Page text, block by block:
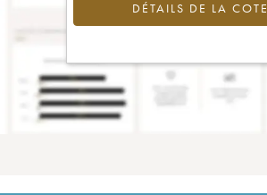
DÉTAILS DE LA COTE